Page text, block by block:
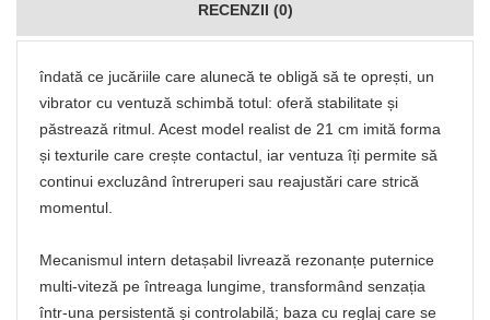
RECENZII (0)
îndată ce jucăriile care alunecă te obligă să te oprești, un
vibrator cu ventuză schimbă totul: oferă stabilitate și
păstrează ritmul. Acest model realist de 21 cm imită forma
și texturile care crește contactul, iar ventuza îți permite să
continui excluzând întreruperi sau reajustări care strică
momentul.
Mecanismul intern detașabil livrează rezonanțe puternice
multi-viteză pe întreaga lungime, transformând senzația
într-una persistentă și controlabilă; baza cu reglaj care se